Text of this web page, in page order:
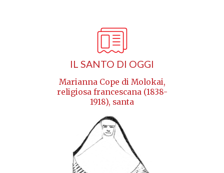
IL SANTO DI OGGI
Marianna Cope di Molokai,
religiosa francescana (1838-
1918), santa